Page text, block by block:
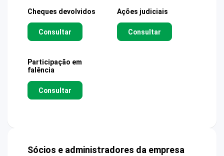
Cheques devolvidos
Consultar
Ações judiciais
Consultar
Participação em
falência
Consultar
Sócios e administradores da empresa